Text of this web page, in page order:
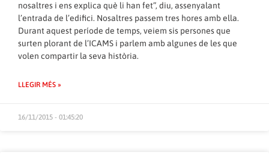
nosaltres i ens explica què li han fet”, diu, assenyalant
l’entrada de l’edifici. Nosaltres passem tres hores amb ella.
Durant aquest període de temps, veiem sis persones que
surten plorant de l’ICAMS i parlem amb algunes de les que
volen compartir la seva història.
LLEGIR MÉS »
16/11/2015 - 01:45:20